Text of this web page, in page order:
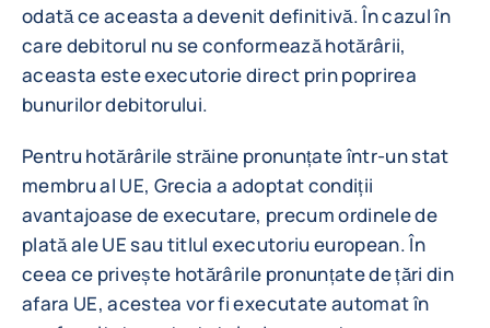
odată ce aceasta a devenit definitivă. În cazul în
care debitorul nu se conformează hotărârii,
aceasta este executorie direct prin poprirea
bunurilor debitorului.
Pentru hotărârile străine pronunțate într-un stat
membru al UE, Grecia a adoptat condiții
avantajoase de executare, precum ordinele de
plată ale UE sau titlul executoriu european. În
ceea ce privește hotărârile pronunțate de țări din
afara UE, acestea vor fi executate automat în